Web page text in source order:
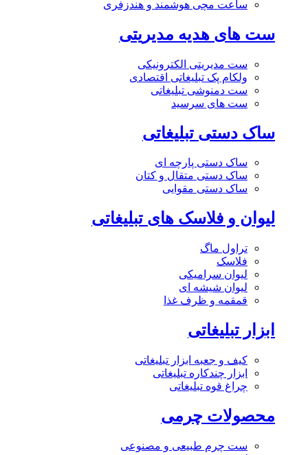
ساعت مچی هوشمند و هندزفری
ست های هدیه مدیریتی
ست مدیریتی الکترونیکی
ولکام پک تبلیغاتی اقتصادی
ست دمنوشی تبلیغاتی
ست های سرسید
ساک دستی تبلیغاتی
ساک دستی پارچه ای
ساک دستی متقال و کتان
ساک دستی مقوایی
لیوان و فلاسک های تبلیغاتی
تراول ماگ
فلاسک
لیوان سرامیکی
لیوان شیشه ای
قمقمه و ظرف غذا
ابزار تبلیغاتی
کیف و جعبه ابزار تبلیغاتی
ابزار چندکاره تبلیغاتی
چراغ قوه تبلیغاتی
محصولات چرمی
ست چرم طبیعی و مصنوعی